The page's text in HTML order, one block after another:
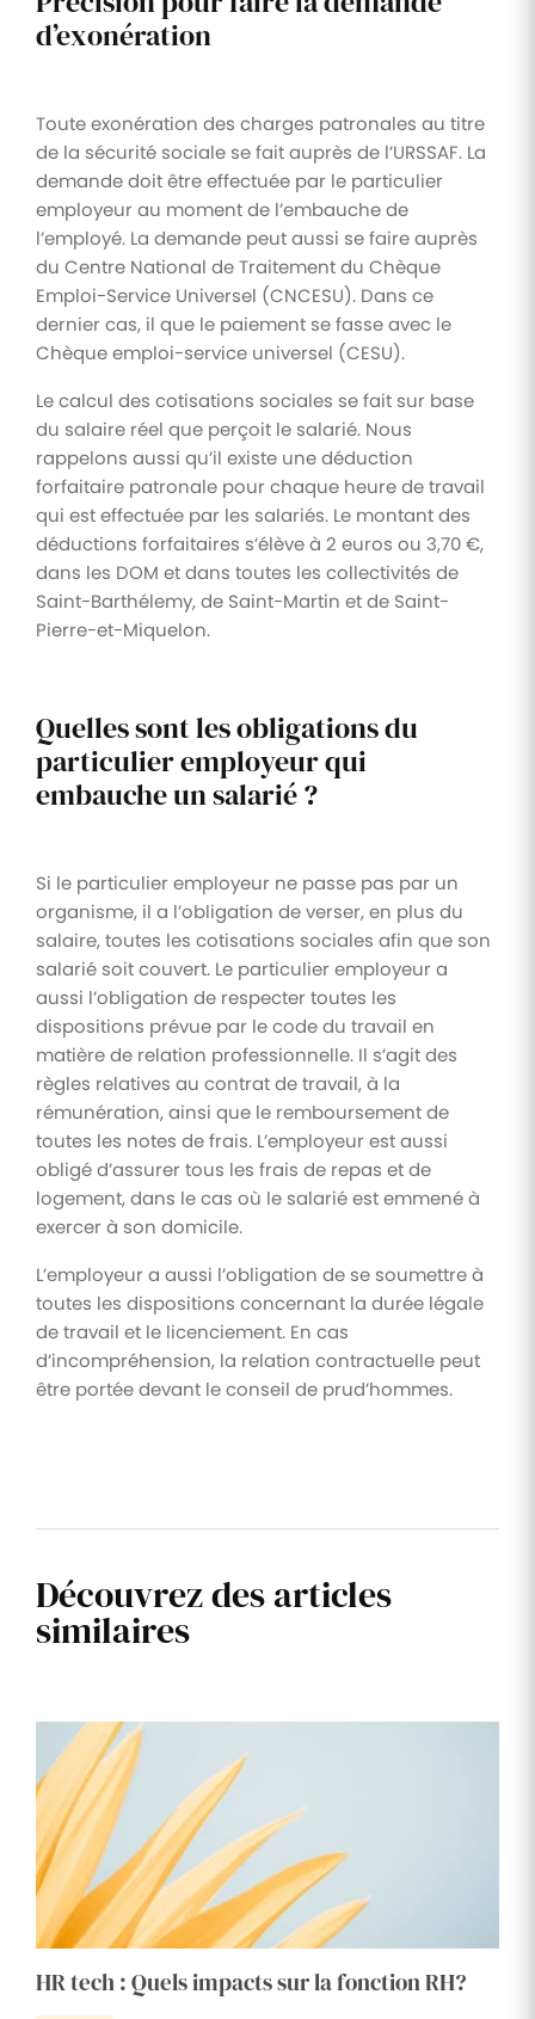
d’exonération
Toute exonération des charges patronales au titre
de la sécurité sociale se fait auprès de l’URSSAF. La
demande doit être effectuée par le particulier
employeur au moment de l’embauche de
l’employé. La demande peut aussi se faire auprès
du Centre National de Traitement du Chèque
Emploi-Service Universel (CNCESU). Dans ce
dernier cas, il que le paiement se fasse avec le
Chèque emploi-service universel (CESU).
Le calcul des cotisations sociales se fait sur base
du salaire réel que perçoit le salarié. Nous
rappelons aussi qu’il existe une déduction
forfaitaire patronale pour chaque heure de travail
qui est effectuée par les salariés. Le montant des
déductions forfaitaires s’élève à 2 euros ou 3,70 €,
dans les DOM et dans toutes les collectivités de
Saint-Barthélemy, de Saint-Martin et de Saint-
Pierre-et-Miquelon.
Quelles sont les obligations du
particulier employeur qui
embauche un salarié ?
Si le particulier employeur ne passe pas par un
organisme, il a l’obligation de verser, en plus du
salaire, toutes les cotisations sociales afin que son
salarié soit couvert. Le particulier employeur a
aussi l’obligation de respecter toutes les
dispositions prévue par le code du travail en
matière de relation professionnelle. Il s’agit des
règles relatives au contrat de travail, à la
rémunération, ainsi que le remboursement de
toutes les notes de frais. L’employeur est aussi
obligé d’assurer tous les frais de repas et de
logement, dans le cas où le salarié est emmené à
exercer à son domicile.
L’employeur a aussi l’obligation de se soumettre à
toutes les dispositions concernant la durée légale
de travail et le licenciement. En cas
d’incompréhension, la relation contractuelle peut
être portée devant le conseil de prud’hommes.
Découvrez des articles
similaires
HR tech : Quels impacts sur la fonction RH?